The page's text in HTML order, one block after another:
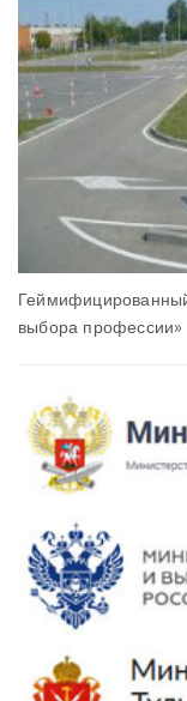
выбора профессии»